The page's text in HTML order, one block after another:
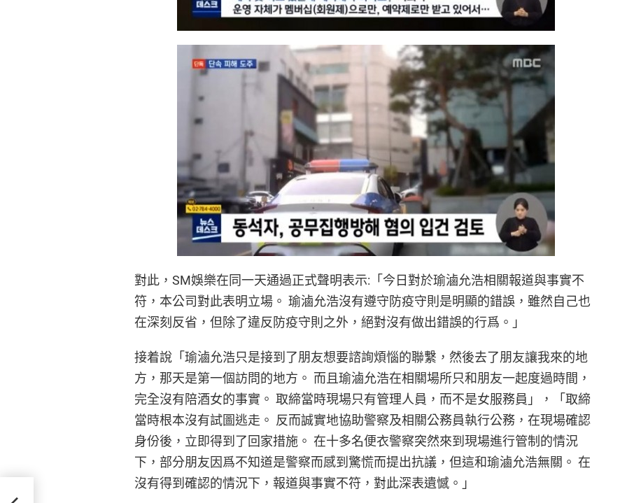
對此，SM娛樂在同一天通過正式聲明表示:「今日對於瑜滷允浩相關報道與事實不
符，本公司對此表明立場。 瑜滷允浩沒有遵守防疫守則是明顯的錯誤，雖然自己也
在深刻反省，但除了違反防疫守則之外，絕對沒有做出錯誤的行爲。」
接着說「瑜滷允浩只是接到了朋友想要諮詢煩惱的聯繫，然後去了朋友讓我來的地
方，那天是第一個訪問的地方。 而且瑜滷允浩在相關場所只和朋友一起度過時間，
完全沒有陪酒女的事實。 取締當時現場只有管理人員，而不是女服務員」，「取締
當時根本沒有試圖逃走。 反而誠實地協助警察及相關公務員執行公務，在現場確認
身份後，立即得到了回家措施。 在十多名便衣警察突然來到現場進行管制的情況
下，部分朋友因爲不知道是警察而感到驚慌而提出抗議，但這和瑜滷允浩無關。 在
沒有得到確認的情況下，報道與事實不符，對此深表遺憾。」
客